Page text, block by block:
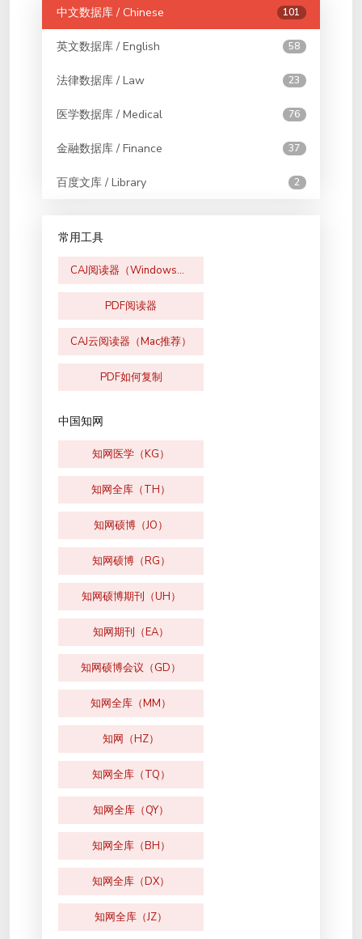
中文数据库 / Chinese 101
英文数据库 / English 58
法律数据库 / Law 23
医学数据库 / Medical 76
金融数据库 / Finance 37
百度文库 / Library 2
常用工具
CAJ阅读器（Windows版）
PDF阅读器
CAJ云阅读器（Mac推荐）
PDF如何复制
中国知网
知网医学（KG）
知网全库（TH）
知网硕博（JO）
知网硕博（RG）
知网硕博期刊（UH）
知网期刊（EA）
知网硕博会议（GD）
知网全库（MM）
知网（HZ）
知网全库（TQ）
知网全库（QY）
知网全库（BH）
知网全库（DX）
知网全库（JZ）